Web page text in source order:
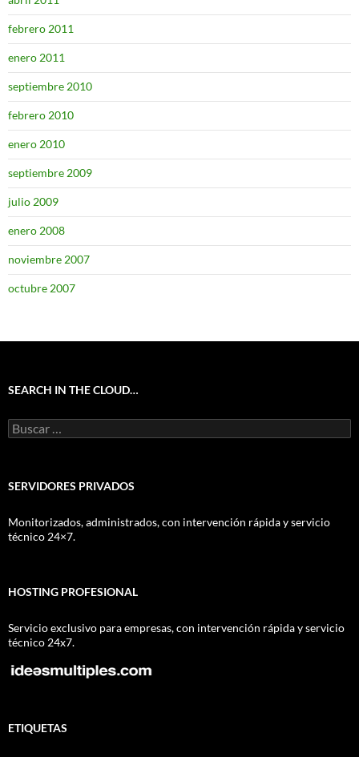
febrero 2011
enero 2011
septiembre 2010
febrero 2010
enero 2010
septiembre 2009
julio 2009
enero 2008
noviembre 2007
octubre 2007
SEARCH IN THE CLOUD…
Buscar:
SERVIDORES PRIVADOS
Monitorizados, administrados, con intervención rápida y servicio
técnico 24×7.
HOSTING PROFESIONAL
Servicio exclusivo para empresas, con intervención rápida y servicio
técnico 24x7.
ETIQUETAS